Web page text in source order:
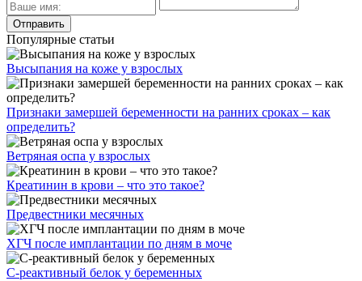
Популярные статьи
Высыпания на коже у взрослых
Признаки замершей беременности на ранних сроках – как
определить?
Ветряная оспа у взрослых
Креатинин в крови – что это такое?
Предвестники месячных
ХГЧ после имплантации по дням в моче
С-реактивный белок у беременных